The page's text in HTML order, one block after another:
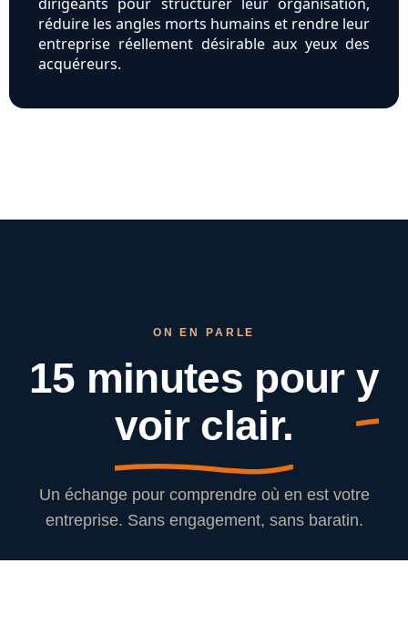
réduire les angles morts humains et rendre leur
entreprise réellement désirable aux yeux des
acquéreurs.
ON EN PARLE
15 minutes pour y
voir clair.
Un échange pour comprendre où en est votre
entreprise. Sans engagement, sans baratin.